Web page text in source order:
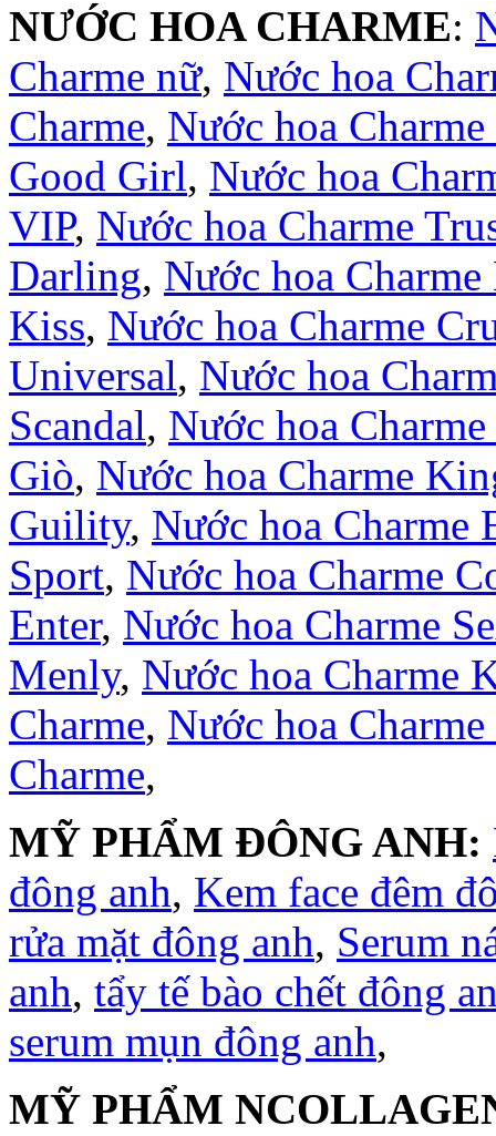
NƯỚC HOA CHARME:
Charme nữ, Nước hoa
Charme, Nước hoa Charme
Good Girl, Nước hoa
VIP, Nước hoa Charme
Darling, Nước hoa
Kiss, Nước hoa Charme
Universal, Nước hoa
Scandal, Nước hoa
Giò, Nước hoa Charme
Guility, Nước hoa Charme
Sport, Nước hoa Charme
Enter, Nước hoa Charme
Menly, Nước hoa Charme
Charme, Nước hoa
Charme,
MỸ PHẨM ĐÔNG ANH:
đông anh, Kem face đêm
rửa mặt đông anh, Serum
anh, tẩy tế bào chết đông
serum mụn đông anh,
MỸ PHẨM